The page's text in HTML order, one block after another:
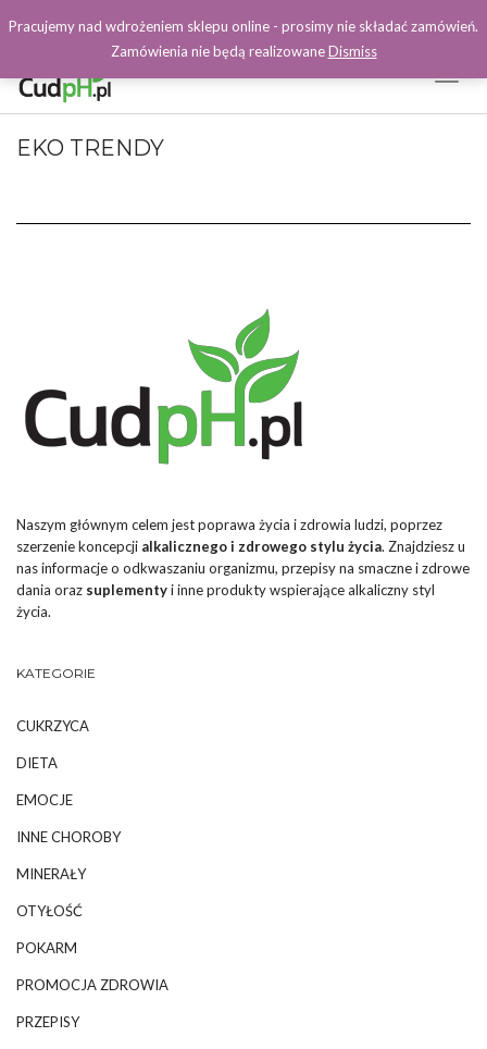
Facebook
EKO TRENDY
Naszym głównym celem jest poprawa życia i zdrowia ludzi, poprzez
szerzenie koncepcji alkalicznego i zdrowego stylu życia. Znajdziesz u
nas informacje o odkwaszaniu organizmu, przepisy na smaczne i zdrowe
dania oraz suplementyi inne produkty wspierające alkaliczny styl
życia.
KATEGORIE
CUKRZYCA
DIETA
EMOCJE
INNE CHOROBY
MINERAŁY
OTYŁOŚĆ
POKARM
PROMOCJA ZDROWIA
PRZEPISY
Pracujemy nad wdrożeniem sklepu online - prosimy nie składać zamówień.
Zamówienia nie będą realizowaneDismiss